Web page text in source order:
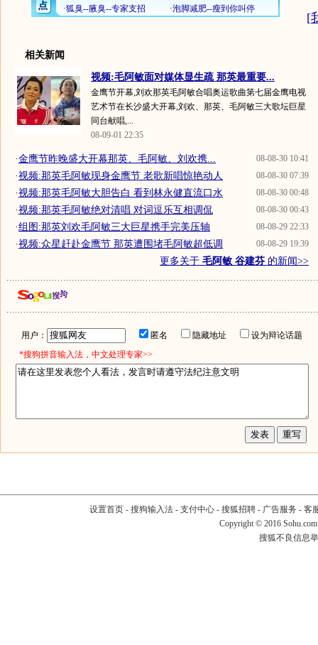
[
相关新闻
视频:毛阿敏面对媒体显生疏 那英最重要...
金鹰节开幕,刘欢那英毛阿敏合唱奥运歌曲第七届金鹰电视
艺术节在长沙盛大开幕,刘欢、那英、毛阿敏三大歌坛巨星
同台献唱,...
08-09-01 22:35
08-08-30 10:41
·金鹰节昨晚盛大开幕那英、毛阿敏、刘欢携...
08-08-30 07:39
·视频:那英毛阿敏现身金鹰节 老歌新唱惊艳动人
08-08-30 00:48
·视频:那英毛阿敏大胆告白 看到林永健直流口水
08-08-30 00:43
·视频:那英毛阿敏绝对清唱 对词逗乐互相调侃
08-08-29 22:33
·组图:那英刘欢毛阿敏三大巨星携手完美压轴
08-08-29 19:39
·视频:众星赶赴金鹰节 那英遭围堵毛阿敏超低调
更多关于 毛阿敏 谷建芬 的新闻>>
用户： 匿名 隐藏地址
设为辩论话题
*搜狗拼音输入法，中文处理专家>>
设置首页- 搜狗输入法- 支付中心- 搜狐招聘- 广告服务 - 客
Copyright © 2016
搜狐不良信息